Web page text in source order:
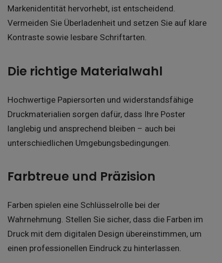
Markenidentität hervorhebt, ist entscheidend.
Vermeiden Sie Überladenheit und setzen Sie auf klare
Kontraste sowie lesbare Schriftarten.
Die richtige Materialwahl
Hochwertige Papiersorten und widerstandsfähige
Druckmaterialien sorgen dafür, dass Ihre Poster
langlebig und ansprechend bleiben – auch bei
unterschiedlichen Umgebungsbedingungen.
Farbtreue und Präzision
Farben spielen eine Schlüsselrolle bei der
Wahrnehmung. Stellen Sie sicher, dass die Farben im
Druck mit dem digitalen Design übereinstimmen, um
einen professionellen Eindruck zu hinterlassen.